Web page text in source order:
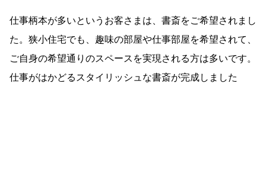
仕事柄本が多いというお客さまは、書斎をご希望されまし
た。狭小住宅でも、趣味の部屋や仕事部屋を希望されて、
ご自身の希望通りのスペースを実現される方は多いです。
仕事がはかどるスタイリッシュな書斎が完成しました